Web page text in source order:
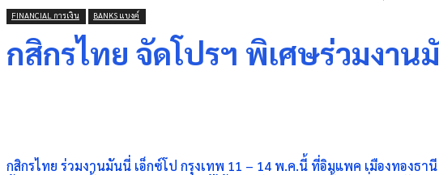
FINANCIAL การเงิน BANKS แบงค์
กสิกรไทย จัดโปรฯ พิเศษร่วมงาน
กสิกรไทย ร่วมงานมันนี่ เอ็กซ์โป กรุงเทพ 11 – 14 พ.ค.นี้ ที่อิมแพค เมืองทองธ